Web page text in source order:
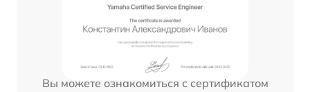
Вы можете ознакомиться с сертификатом